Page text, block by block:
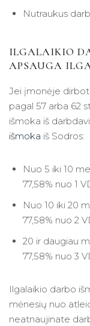
Nutraukus
ILGALAIKIO
APSAUGA
Jei įmonėje
pagal 57 arba 62
išmoka iš
išmoka iš Sodros:
Nuo 5 iki 10
77,58% nuo 1
Nuo 10 iki 20
77,58% nuo 2
20 ir daugiau
77,58% nuo 3
Ilgalaikio darbo
mėnesių nuo
neatnaujinate